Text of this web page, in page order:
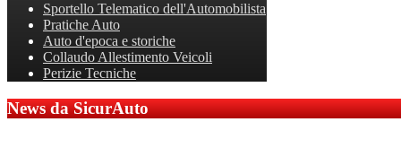
Sportello Telematico dell'Automobilista
Pratiche Auto
Auto d'epoca e storiche
Collaudo Allestimento Veicoli
Perizie Tecniche
News da SicurAuto